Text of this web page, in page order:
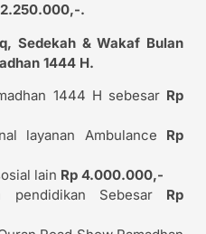
.
Sedekah & Wakaf Bulan
1444 H.
1444 H sebesarRp
layanan Ambulance Rp
lain Rp 4.000.000,-
pendidikan Sebesar Rp